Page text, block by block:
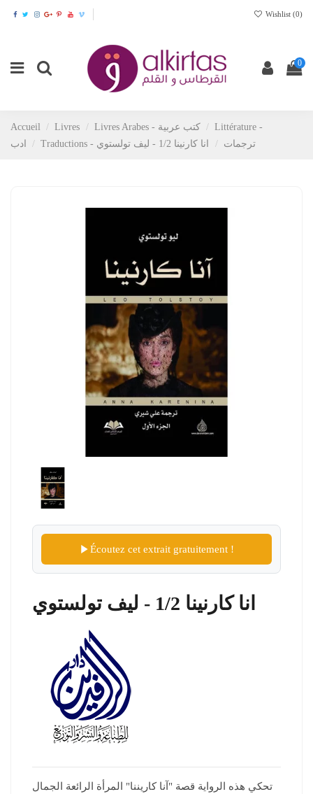
Wishlist (0)
0
Accueil Livres Livres Arabes - كتب عربية
Littérature -
ادب
Traductions - ترجمات انا كارنينا 1/2 - ليف تولستوي
Écoutez cet extrait gratuitement !
انا كارنينا 1/2 - ليف تولستوي
تحكي هذه الرواية قصة "آنا كاريننا" المرأة الرائعة الجمال